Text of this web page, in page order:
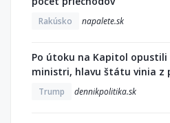
Rakúsko napalete.sk
Po útoku na Kapitol
ministri, hlavu štátu vinia z
Trump dennikpolitika.sk